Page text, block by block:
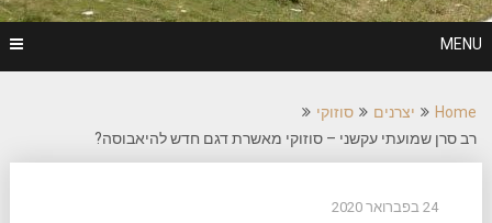
MENU
Home יצרנים
סוזוקי
רב סרן שמועתי עקשני – סוזוקי מאשרת דגם חדש להיאבוסה?
24 בפברואר 2020